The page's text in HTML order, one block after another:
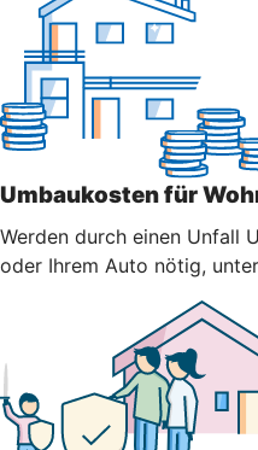
Umbaukosten für
Werden durch einen Unfall
oder Ihrem Auto nötig,